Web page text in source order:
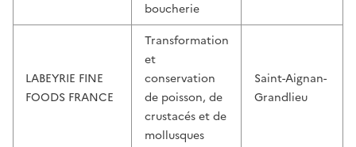
boucherie
LABEYRIE FINE
FOODS FRANCE
Transformation
et
conservation
de poisson, de
crustacés et de
mollusques
Saint-Aignan-
Grandlieu